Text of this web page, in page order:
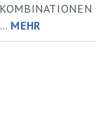
MEHR